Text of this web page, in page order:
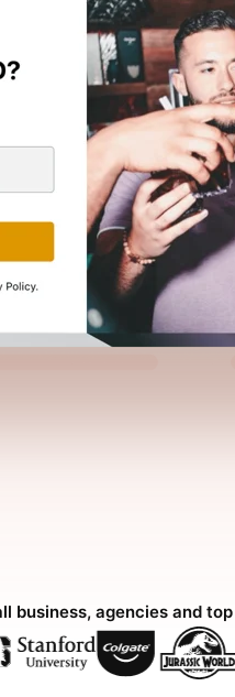
business, agencies and